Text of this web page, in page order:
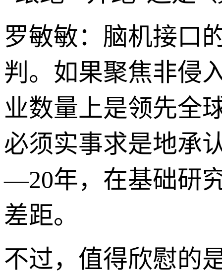
罗敏敏：脑机接口
判。如果聚焦非侵
业数量上是领先全
必须实事求是地承
—20年，在基础研
差距。
不过，值得欣慰的